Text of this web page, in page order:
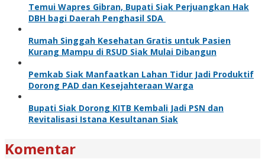
Temui Wapres Gibran, Bupati Siak Perjuangkan Hak
DBH bagi Daerah Penghasil SDA
Rumah Singgah Kesehatan Gratis untuk Pasien
Kurang Mampu di RSUD Siak Mulai Dibangun
Pemkab Siak Manfaatkan Lahan Tidur Jadi Produktif
Dorong PAD dan Kesejahteraan Warga
Bupati Siak Dorong KITB Kembali Jadi PSN dan
Revitalisasi Istana Kesultanan Siak
Komentar